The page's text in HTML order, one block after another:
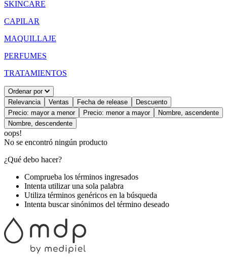
SKINCARE
CAPILAR
MAQUILLAJE
PERFUMES
TRATAMIENTOS
Ordenar por
Relevancia
Ventas Fecha de release
Descuento
Precio: mayor a menor
Precio: menor a mayor
Nombre, ascendente
Nombre, descendente
oops!
No se encontró ningún producto
¿Qué debo hacer?
Comprueba los términos ingresados
Intenta utilizar una sola palabra
Utiliza términos genéricos en la búsqueda
Intenta buscar sinónimos del término deseado